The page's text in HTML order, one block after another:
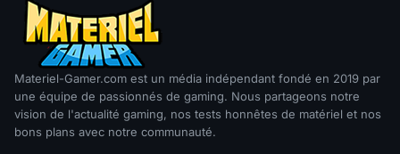
Materiel-Gamer.com est un média indépendant fondé en 2019 par
une équipe de passionnés de gaming. Nous partageons notre
vision de l'actualité gaming, nos tests honnêtes de matériel et nos
bons plans avec notre communauté.